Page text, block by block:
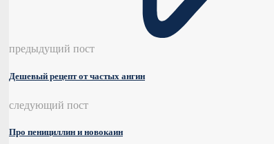
предыдущий пост
Дешевый рецепт от частых ангин
следующий пост
Про пенициллин и новокаин